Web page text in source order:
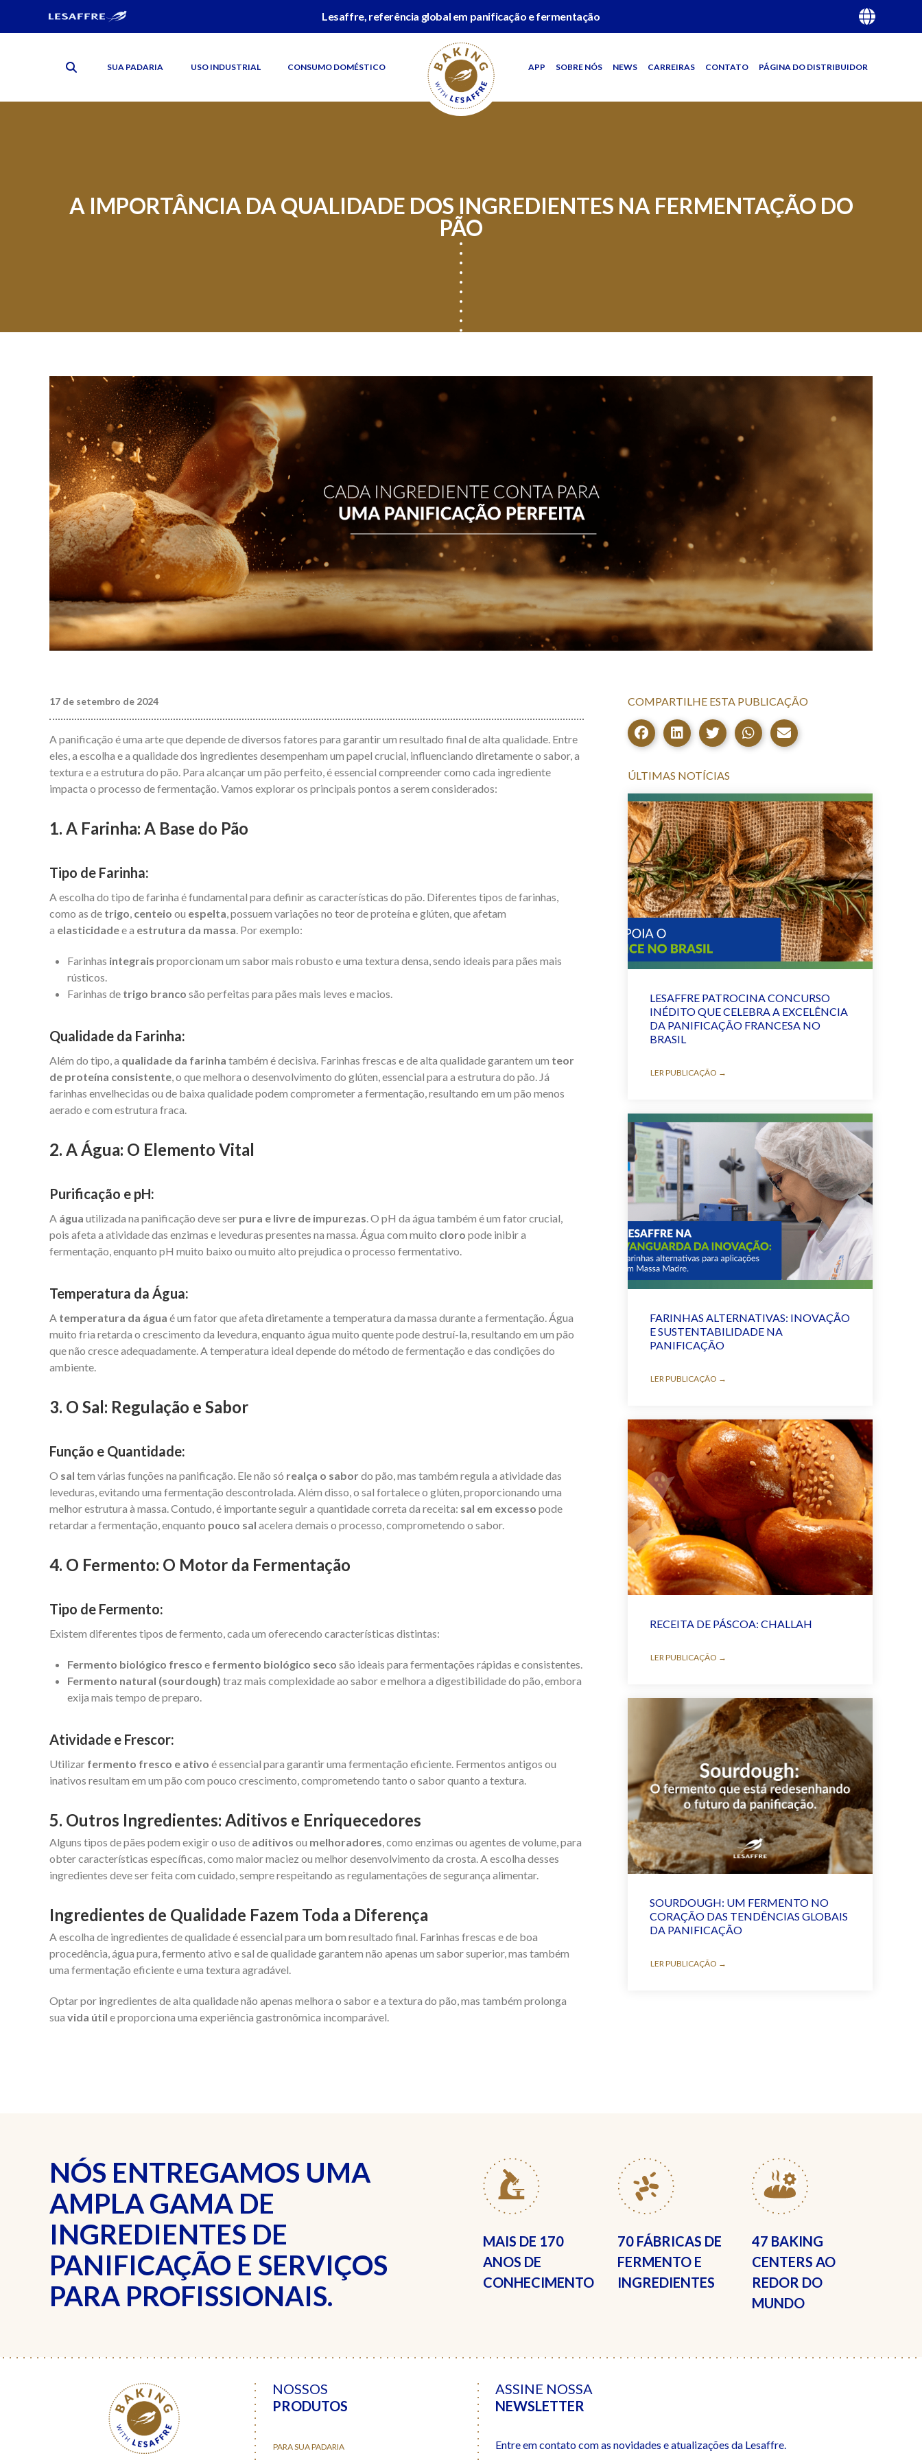
Lesaffre, referência global em panificação e fermentação
SUA PADARIA USO INDUSTRIAL CONSUMO DOMÉSTICO APP SOBRE NÓS NEWS CARREIRAS CONTATO PÁGINA DO DISTRIBUIDOR
A IMPORTÂNCIA DA QUALIDADE DOS INGREDIENTES NA FERMENTAÇÃO DO
PÃO
17 de setembro de 2024
A panificação é uma arte que depende de diversos fatores para garantir um resultado final de alta qualidade. Entre
eles, a escolha e a qualidade dos ingredientes desempenham um papel crucial, influenciando diretamente o sabor, a
textura e a estrutura do pão. Para alcançar um pão perfeito, é essencial compreender como cada ingrediente
impacta o processo de fermentação. Vamos explorar os principais pontos a serem considerados:
1. A Farinha: A Base do Pão
Tipo de Farinha:
A escolha do tipo de farinha é fundamental para definir as características do pão. Diferentes tipos de farinhas,
como as de trigo, centeio ou espelta, possuem variações no teor de proteína e glúten, que afetam
a elasticidadee a estrutura da massa. Por exemplo:
Farinhas integrais proporcionam um sabor mais robusto e uma textura densa, sendo ideais para pães mais
rústicos.
Farinhas de trigo branco são perfeitas para pães mais leves e macios.
Qualidade da Farinha:
Além do tipo, a qualidade da farinha também é decisiva. Farinhas frescas e de alta qualidade garantem um teor
de proteína consistente, o que melhora o desenvolvimento do glúten, essencial para a estrutura do pão. Já
farinhas envelhecidas ou de baixa qualidade podem comprometer a fermentação, resultando em um pão menos
aerado e com estrutura fraca.
2. A Água: O Elemento Vital
Purificação e pH:
A água utilizada na panificação deve ser pura e livre de impurezas. O pH da água também é um fator crucial,
pois afeta a atividade das enzimas e leveduras presentes na massa. Água com muito cloro pode inibir a
fermentação, enquanto pH muito baixo ou muito alto prejudica o processo fermentativo.
Temperatura da Água:
A temperatura da água é um fator que afeta diretamente a temperatura da massa durante a fermentação. Água
muito fria retarda o crescimento da levedura, enquanto água muito quente pode destruí-la, resultando em um pão
que não cresce adequadamente. A temperatura ideal depende do método de fermentação e das condições do
ambiente.
3. O Sal: Regulação e Sabor
Função e Quantidade:
O sal tem várias funções na panificação. Ele não só realça o sabordo pão, mas também regula a atividade das
leveduras, evitando uma fermentação descontrolada. Além disso, o sal fortalece o glúten, proporcionando uma
melhor estrutura à massa. Contudo, é importante seguir a quantidade correta da receita: sal em excesso pode
retardar a fermentação, enquanto pouco sal acelera demais o processo, comprometendo o sabor.
4. O Fermento: O Motor da Fermentação
Tipo de Fermento:
Existem diferentes tipos de fermento, cada um oferecendo características distintas:
Fermento biológico fresco e fermento biológico seco são ideais para fermentações rápidas e consistentes.
Fermento natural (sourdough) traz mais complexidade ao sabor e melhora a digestibilidade do pão, embora
exija mais tempo de preparo.
Atividade e Frescor:
Utilizar fermento fresco e ativo é essencial para garantir uma fermentação eficiente. Fermentos antigos ou
inativos resultam em um pão com pouco crescimento, comprometendo tanto o sabor quanto a textura.
5. Outros Ingredientes: Aditivos e Enriquecedores
Alguns tipos de pães podem exigir o uso de aditivos ou melhoradores , como enzimas ou agentes de volume, para
obter características específicas, como maior maciez ou melhor desenvolvimento da crosta. A escolha desses
ingredientes deve ser feita com cuidado, sempre respeitando as regulamentações de segurança alimentar.
Ingredientes de Qualidade Fazem Toda a Diferença
A escolha de ingredientes de qualidade é essencial para um bom resultado final. Farinhas frescas e de boa
procedência, água pura, fermento ativo e sal de qualidade garantem não apenas um sabor superior, mas também
uma fermentação eficiente e uma textura agradável.
Optar por ingredientes de alta qualidade não apenas melhora o sabor e a textura do pão, mas também prolonga
sua vida útil e proporciona uma experiência gastronômica incomparável.
COMPARTILHE ESTA PUBLICAÇÃO
ÚLTIMAS NOTÍCIAS
LESAFFRE PATROCINA CONCURSO
INÉDITO QUE CELEBRA A EXCELÊNCIA
DA PANIFICAÇÃO FRANCESA NO
BRASIL
LER PUBLICAÇÃO →
FARINHAS ALTERNATIVAS: INOVAÇÃO
E SUSTENTABILIDADE NA
PANIFICAÇÃO
LER PUBLICAÇÃO →
RECEITA DE PÁSCOA: CHALLAH
LER PUBLICAÇÃO →
SOURDOUGH: UM FERMENTO NO
CORAÇÃO DAS TENDÊNCIAS GLOBAIS
DA PANIFICAÇÃO
LER PUBLICAÇÃO →
NÓS ENTREGAMOS UMA
AMPLA GAMA DE
INGREDIENTES DE
PANIFICAÇÃO E SERVIÇOS
PARA PROFISSIONAIS.
MAIS DE 170
ANOS DE
CONHECIMENTO
70 FÁBRICAS DE
FERMENTO E
INGREDIENTES
47 BAKING
CENTERS AO
REDOR DO
MUNDO
NOSSOS
PRODUTOS
PARA SUA PADARIA
ASSINE NOSSA
NEWSLETTER
Entre em contato com as novidades e atualizações da Lesaffre.